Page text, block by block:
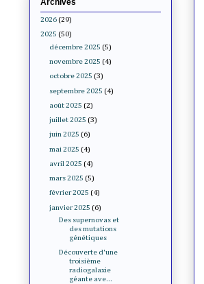
2026 (29)
2025 (50)
décembre 2025 (5)
novembre 2025 (4)
octobre 2025 (3)
septembre 2025 (4)
août 2025 (2)
juillet 2025 (3)
juin 2025 (6)
mai 2025 (4)
avril 2025 (4)
mars 2025 (5)
février 2025 (4)
janvier 2025 (6)
Des supernovas et
des mutations
génétiques
Découverte d'une
troisième
radiogalaxie
géante ave...